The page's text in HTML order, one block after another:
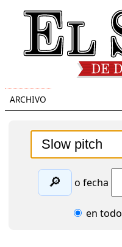
ARCHIVO
🔎 o fecha
en todo